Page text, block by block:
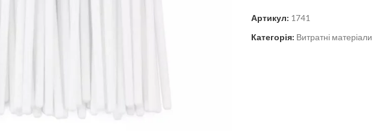
Артикул: 1741
Категорія: Витратні матеріали